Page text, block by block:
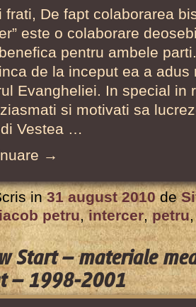
Adventistă
Română
din
Loma
Linda,
din
frati, De fapt colaborarea
este o colaborare
pentru ambele
de la inceput ea a adus
Evangheliei. In special in
si motivati sa
Vestea …
→
in 31 august 2010 de
petru,intercer,petru
Start – materiale
– 1998-2001